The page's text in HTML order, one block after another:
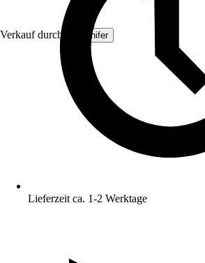
Verkauf durch: Organifer
Lieferzeit ca. 1-2 Werktage